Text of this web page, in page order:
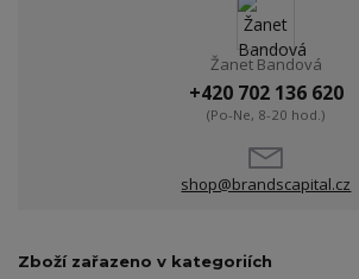
Žanet Bandová
+420 702 136 620
(Po-Ne, 8-20 hod.)
shop@brandscapital.cz
Zboží zařazeno v kategoriích